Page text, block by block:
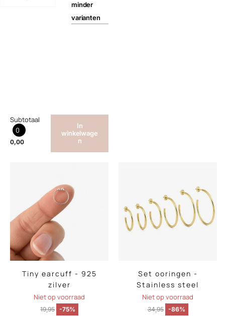
minder
varianten
Subtotaal
0
0,00
In
winkelwage
n
Tiny earcuff - 925
zilver
Niet op voorraad
19,95 -75%
Set ooringen -
Stainless steel
Niet op voorraad
34,95
-86%